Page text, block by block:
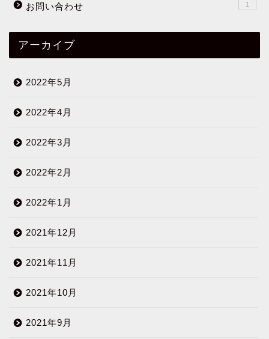
お問い合わせ 1
アーカイブ
2022年5月
2022年4月
2022年3月
2022年2月
2022年1月
2021年12月
2021年11月
2021年10月
2021年9月